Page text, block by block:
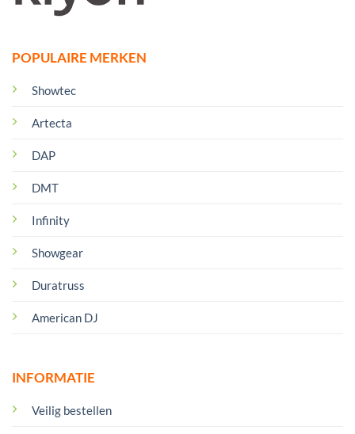
POPULAIRE MERKEN
Showtec
Artecta
DAP
DMT
Infinity
Showgear
Duratruss
American DJ
INFORMATIE
Veilig bestellen